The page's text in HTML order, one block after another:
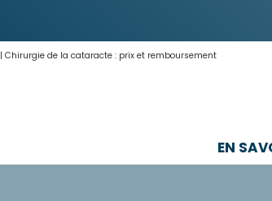
|Chirurgie de la cataracte : prix et remboursement
EN